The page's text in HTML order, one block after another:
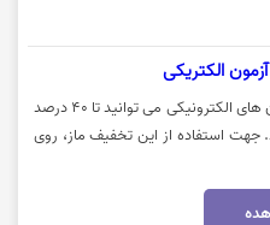
برای خرید آموزش آنلاین کنکوری و آزمون های الکترونیکی می توانید تا 40 درصد
استفاده از این تخفیف ماز، روی